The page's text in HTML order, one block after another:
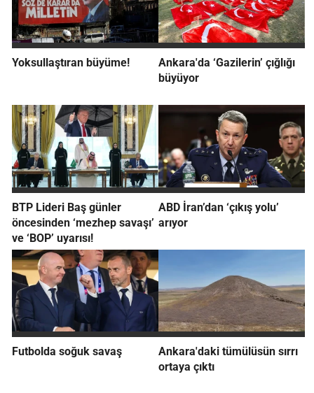
Yoksullaştıran büyüme!
Ankara'da ‘Gazilerin’ çığlığı
büyüyor
BTP Lideri Baş günler
öncesinden ‘mezhep savaşı’
ve ‘BOP’ uyarısı!
ABD İran’dan ‘çıkış yolu’
arıyor
Futbolda soğuk savaş
Ankara'daki tümülüsün sırrı
ortaya çıktı